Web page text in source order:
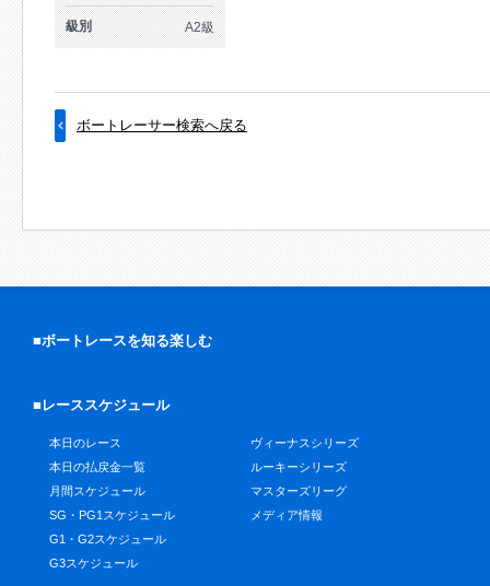
級別 A2級
ボートレーサー検索へ戻る
■ボートレースを知る楽しむ
■レーススケジュール
本日のレース
本日の払戻金一覧
月間スケジュール
SG・PG1スケジュール
G1・G2スケジュール
G3スケジュール
ヴィーナスシリーズ
ルーキーシリーズ
マスターズリーグ
メディア情報